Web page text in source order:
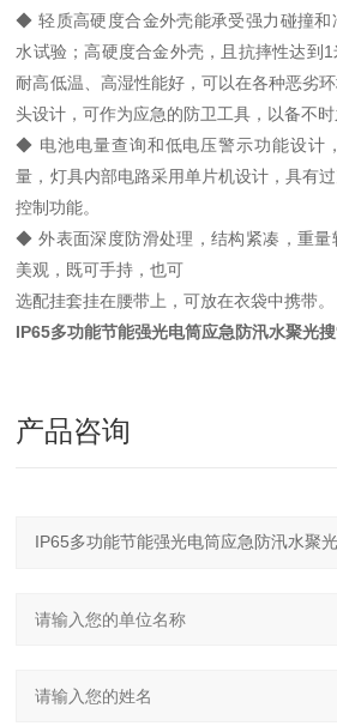
◆ 轻质高硬度合金外壳能承受强力碰撞和
水试验；高硬度合金外壳，且抗摔性达到1
耐高低温、高湿性能好，可以在各种恶劣
头设计，可作为应急的防卫工具，以备不时
◆ 电池电量查询和低电压警示功能设计
量，灯具内部电路采用单片机设计，具有
控制功能。
◆ 外表面深度防滑处理，结构紧凑，重量
美观，既可手持，也可
选配挂套挂在腰带上，可放在衣袋中携带。
IP65多功能节能强光电筒应急防汛水聚光
产品咨询